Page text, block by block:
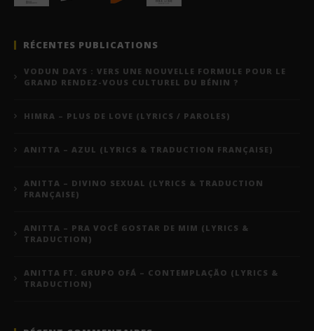
RÉCENTES PUBLICATIONS
VODUN DAYS : VERS UNE NOUVELLE FORMULE POUR LE
GRAND RENDEZ-VOUS CULTUREL DU BÉNIN ?
HIMRA – PLUS DE LOVE (LYRICS / PAROLES)
ANITTA – AZUL (LYRICS & TRADUCTION FRANÇAISE)
ANITTA – DIVINO SEXUAL (LYRICS & TRADUCTION
FRANÇAISE)
ANITTA – PRA VOCÊ GOSTAR DE MIM (LYRICS &
TRADUCTION)
ANITTA FT. GRUPO OFÁ – CONTEMPLAÇÃO (LYRICS &
TRADUCTION)